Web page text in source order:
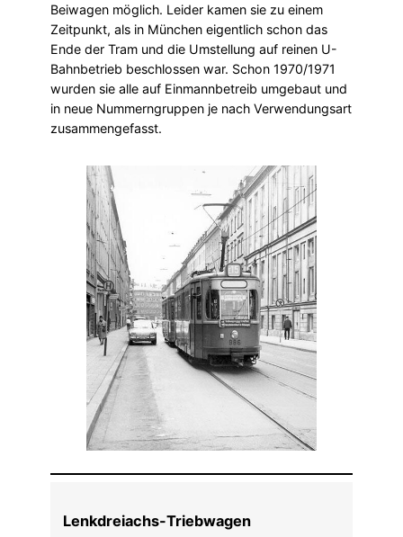
Beiwagen möglich. Leider kamen sie zu einem
Zeitpunkt, als in München eigentlich schon das
Ende der Tram und die Umstellung auf reinen U-
Bahnbetrieb beschlossen war. Schon 1970/1971
wurden sie alle auf Einmannbetreib umgebaut und
in neue Nummerngruppen je nach Verwendungsart
zusammengefasst.
Lenkdreiachs-Triebwagen